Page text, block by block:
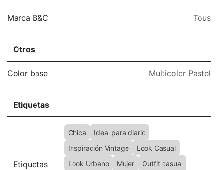
Marca B&C Tous
Otros
Color base Multicolor Pastel
Etiquetas
Etiquetas
Chica
Ideal para diario
Inspiración Vintage
Look Casual
Look Urbano
Mujer
Outfit casual